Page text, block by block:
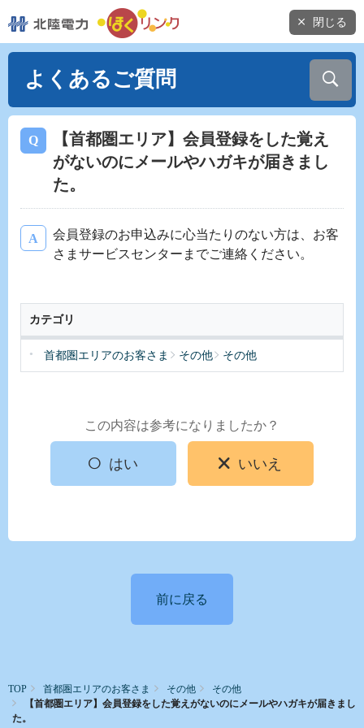
閉じる
よくあるご質問
【首都圏エリア】会員登録をした覚え
がないのにメールやハガキが届きまし
た。
会員登録のお申込みに心当たりのない方は、お客
さまサービスセンターまでご連絡ください。
カテゴリ
首都圏エリアのお客さま その他 その他
この内容は参考になりましたか？
はい いいえ
前に戻る
TOP 首都圏エリアのお客さま その他
その他
【首都圏エリア】会員登録をした覚えがないのにメールやハガキが届きまし
た。